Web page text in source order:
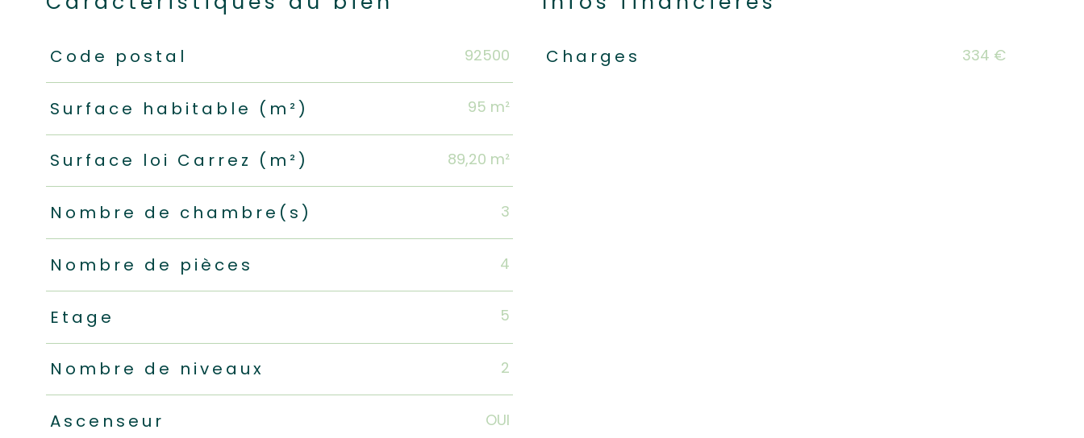
Caractéristiques Valeurs
Code postal 92500
Surface habitable (m²) 95 m²
Surface loi Carrez (m²) 89,20 m²
Nombre de chambre(s) 3
Nombre de pièces 4
Etage 5
Nombre de niveaux 2
Ascenseur OUI
Caractéristiques
Charges 334 €